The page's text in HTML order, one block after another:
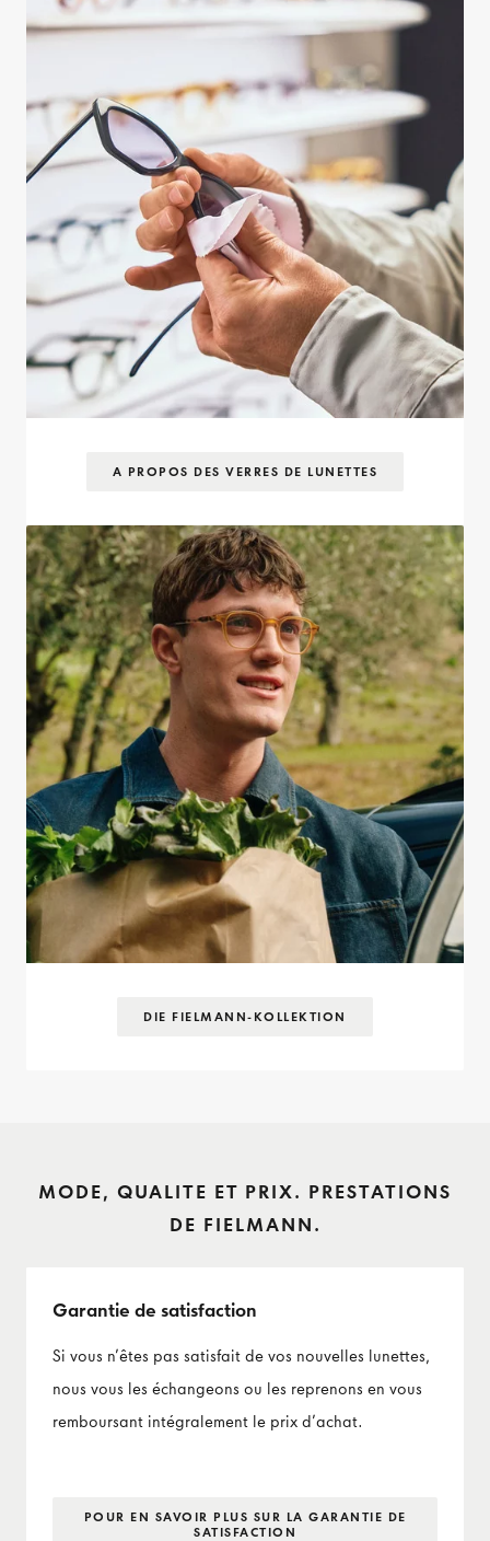
A PROPOS DES VERRES DE LUNETTES
DIE FIELMANN-KOLLEKTION
MODE, QUALITE ET PRIX. PRESTATIONS
DE FIELMANN.
Garantie de satisfaction
Si vous n’êtes pas satisfait de vos nouvelles lunettes,
nous vous les échangeons ou les reprenons en vous
remboursant intégralement le prix d’achat.
POUR EN SAVOIR PLUS SUR LA GARANTIE DE
SATISFACTION